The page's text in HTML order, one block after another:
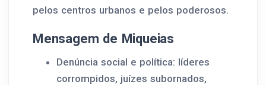
pelos centros urbanos e pelos poderosos.
Mensagem de Miqueias
Denúncia social e política: líderes
corrompidos, juízes subornados,